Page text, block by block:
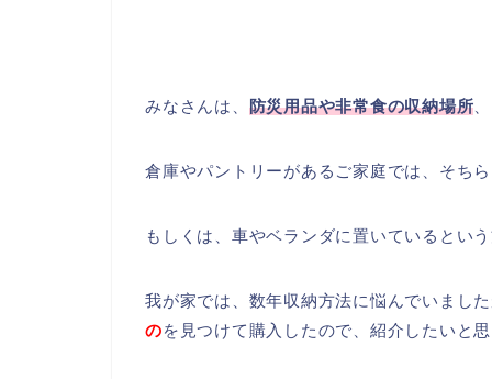
みなさんは、 防災用品や非常食の収納場所
倉庫やパントリーがあるご家庭では、そち
もしくは、車やベランダに置いているとい
我が家では、数年収納方法に悩んでいまし
のを見つけて購入したので、紹介したいと